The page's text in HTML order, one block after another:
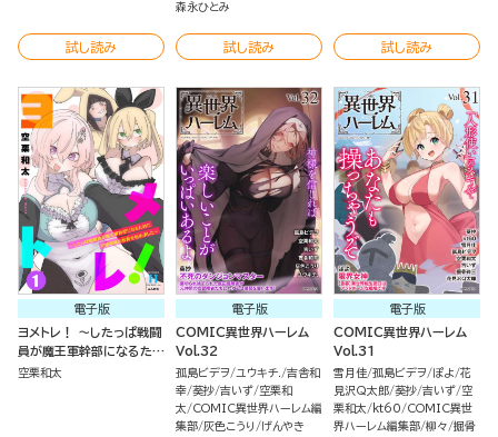
試し読み
森永ひとみ
試し読み 試し読み
電子版
ヨメトレ！ ～したっぱ戦闘
員が魔王軍幹部になるため
に花嫁候補の教育を始めま
空栗和太
電子版
COMIC異世界ハーレム
Vol.32
孤島ビデヲ ユウキチ. 吉舎和
幸 葵抄 吉いず 空栗和
太
COMIC異世界ハーレム編
集部 灰色こうり げんやき
電子版
COMIC異世界ハーレム
Vol.31
雪月佳 孤島ビデヲ ぽよ 花
見沢Q太郎 葵抄 吉いず 空
栗和太
kt60
COMIC異世
界ハーレム編集部 柳々 掘骨